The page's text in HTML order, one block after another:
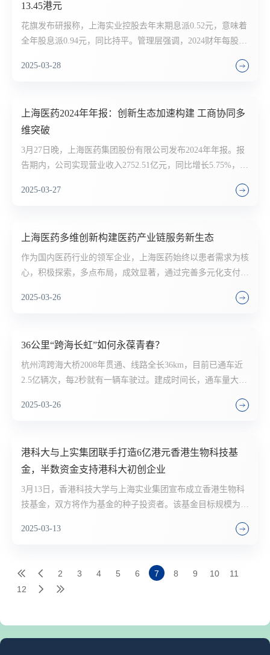
13.45港元
花旗发布研报称，上海实业控股去年末期息派0.52元，意味着
全年股息派0.94元，同比持平。管理层强调，2024财年每股股
目标价由12.4港元上调至13.45港元，维持评级“买入”。
2025-03-28
上海医药2024年年报：创新生态加速构建 工商协同多
维突破
3月27日晚，上海医药集团股份有限公司发布2024年年报。报
告期内，公司实现营业收入2752.51亿元，同比增长5.75%，其
入2515.20亿元，同比增长7.47%。公司实现归母净利润45.53
1.05%；扣非归母净利润40.65亿元，同比增长13.04%；2024
年，公司实现经营性现金流净流入58.27亿元，同比增长
11.39%，实现高质量发展。
2025-03-27
上海医药多维创新构建医药产业链服务新生态
作为国内医药行业的领军企业，上海医药始终以患者需求为核
心，积极探索，多点布局，成效显著，通过完善多元化支付体
创新药可及性与可负担性，助力中国从“医药制造大国”向“医
2025-03-26
36公里“跨海长虹”如何永葆青春？
杭州湾跨海大桥2008年贯通、线路全长36km，目前已通车近
2.5亿辆次，每2秒就有一辆车驶过。建成时间长，通车量大，
2025-03-26
港科大与上实集团联手打造6亿港元香港生物科技基
金，半数资金支持港科大初创企业
3月13日，香港科技大学与上海实业集团宣布成立香港生物科
技基金，双方将作为基金的种子投资者。该基金目标规模为6
态圈。
2025-03-13
2 3 4 5 6 7 8 9 10
11
12